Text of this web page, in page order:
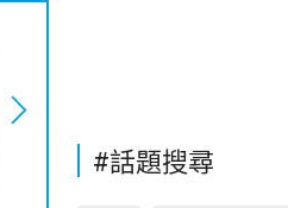
#話題搜尋